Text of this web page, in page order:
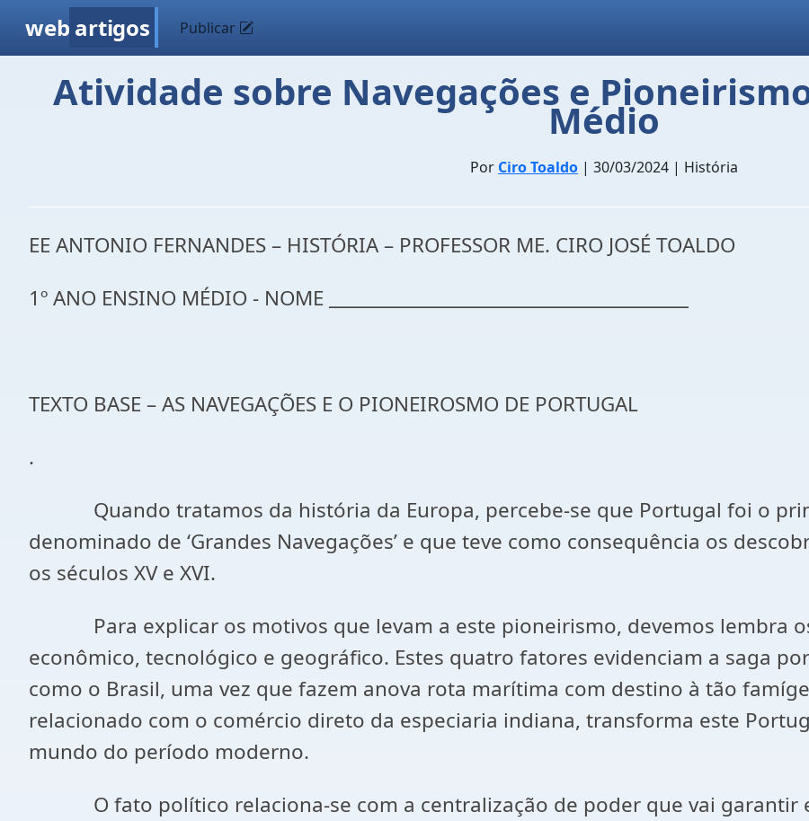
web artigos Publicar
Atividade sobre Navegações e
Médio
Por Ciro Toaldo | 30/03/2024 | História
EE ANTONIO FERNANDES – HISTÓRIA – PROFESSOR ME. CIRO JOSÉ TOALDO
1º ANO ENSINO MÉDIO - NOME ________________________________________
TEXTO BASE – AS NAVEGAÇÕES E O PIONEIROSMO DE PORTUGAL
.
Quando tratamos da história da Europa, percebe-se que Portugal foi o
denominado de ‘Grandes Navegações’ e que teve como consequência os
os séculos XV e XVI.
Para explicar os motivos que levam a este pioneirismo, devemos lembra
econômico, tecnológico e geográfico. Estes quatro fatores evidenciam a saga
como o Brasil, uma vez que fazem anova rota marítima com destino à tão
relacionado com o comércio direto da especiaria indiana, transforma este
mundo do período moderno.
O fato político relaciona-se com a centralização de poder que vai garantir